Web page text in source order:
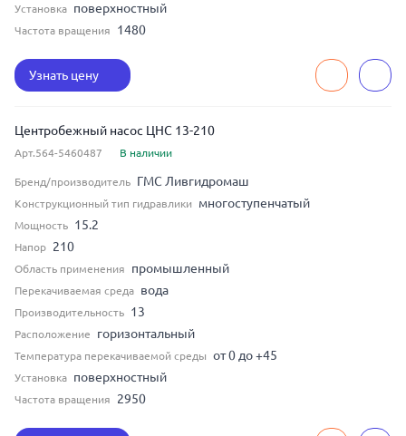
Установка поверхностный
Частота вращения 1480
Узнать цену
Центробежный насос ЦНС 13-210
Арт.564-5460487 В наличии
Бренд/производитель ГМС Ливгидромаш
Конструкционный тип гидравлики многоступенчатый
Мощность 15.2
Напор 210
Область применения промышленный
Перекачиваемая среда вода
Производительность 13
Расположение горизонтальный
Температура перекачиваемой среды от 0 до +45
Установка поверхностный
Частота вращения 2950